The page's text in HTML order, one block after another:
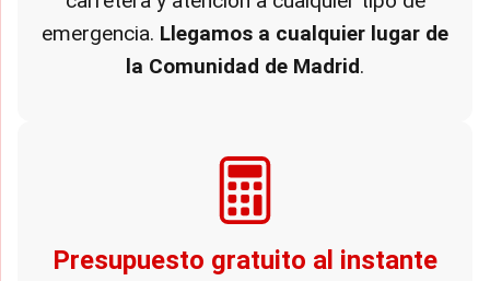
emergencia. Llegamos a cualquier lugar de
la Comunidad de Madrid.
Presupuesto gratuito al instante